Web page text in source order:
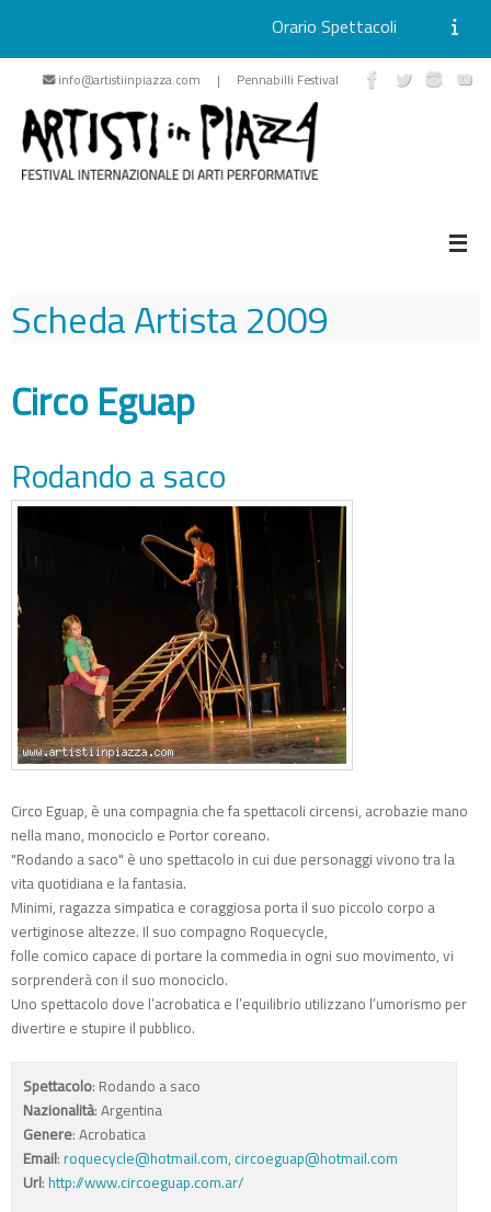
Vai
contenuto
Orario Spettacoli
info@artistiinpiazza.com | Pennabilli Festival
Scheda Artista2009
Circo Eguap
Rodando a saco
Circo Eguap, è una compagnia che fa spettacoli circensi, acrobazie mano
nella mano, monociclo e Portor coreano.
"Rodando a saco" è uno spettacolo in cui due personaggi vivono tra la
vita quotidiana e la fantasia.
Minimi, ragazza simpatica e coraggiosa porta il suo piccolo corpo a
vertiginose altezze. Il suo compagno Roquecycle,
folle comico capace di portare la commedia in ogni suo movimento, vi
sorprenderà con il suo monociclo.
Uno spettacolo dove l’acrobatica e l’equilibrio utilizzano l’umorismo per
divertire e stupire il pubblico.
Spettacolo: Rodando a saco
Nazionalità: Argentina
Genere: Acrobatica
Email: roquecycle@hotmail.com, circoeguap@hotmail.com
Url: http://www.circoeguap.com.ar/